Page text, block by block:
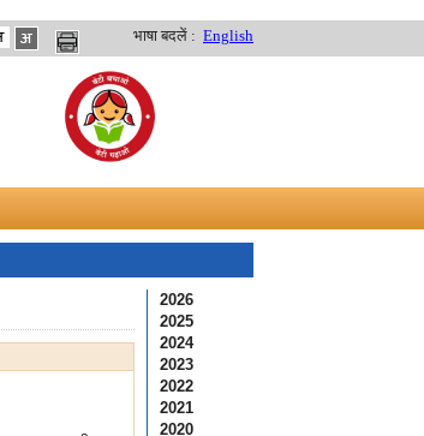
भाषा बदलें : English
2026
2025
2024
2023
2022
2021
2020